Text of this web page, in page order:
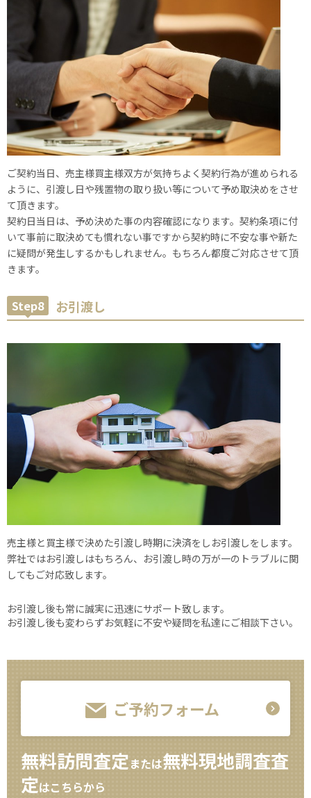
ご契約当日、売主様買主様双方が気持ちよく契約行為が進められる
ように、引渡し日や残置物の取り扱い等について予め取決めをさせ
て頂きます。
契約日当日は、予め決めた事の内容確認になります。契約条項に付
いて事前に取決めても慣れない事ですから契約時に不安な事や新た
に疑問が発生しするかもしれません。もちろん都度ご対応させて頂
きます。
Step8 お引渡し
売主様と買主様で決めた引渡し時期に決済をしお引渡しをします。
弊社ではお引渡しはもちろん、お引渡し時の万が一のトラブルに関
してもご対応致します。
お引渡し後も常に誠実に迅速にサポート致します。
お引渡し後も変わらずお気軽に不安や疑問を私達にご相談下さい。
ご予約フォーム
無料訪問査定または無料現地調査査
定はこちらから